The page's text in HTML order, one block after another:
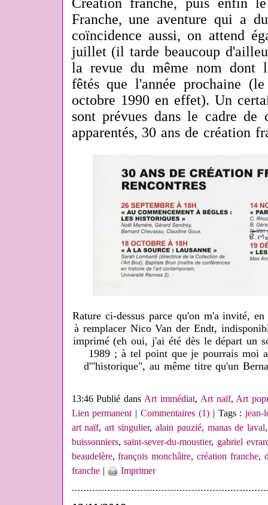
Création franche, puis enfin
Franche, une aventure qui a
coïncidence aussi, on attend
juillet (il tarde beaucoup
la revue du même nom dont
fêtés que l'année prochaine
octobre 1990 en effet). Un
sont prévues dans le cadre
apparentés, 30 ans de création
Rature ci-dessus parce qu'on m'a invité,
à remplacer Nico Van der Endt,
imprimé (eh oui, j'ai été dès le départ un
1989 ; à tel point que je pourrais moi
d'"historique", au même titre qu'un
13:46 Publié dansArt immédiat, Art naïf,Art
Lien permanent|Commentaires (1)| Tags :jean-
art naïf,art singulier, alain pauzié, manas de laval
buissonniers,saint-sever-du-moustier, gabriel
beaudelère,françois monchâtre,création franche,
franche| Imprimer